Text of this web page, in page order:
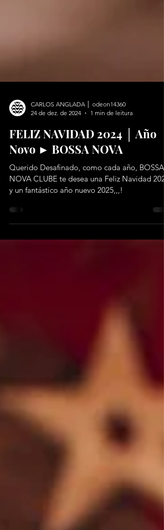
24 de dez. de 2024
1 min de leitura
FELIZ NAVIDAD 2024 │ Año
Novo ► BOSSA NOVA
Querido Desafinado, como cada año, BOSSA
y un fantástico año nuevo 2025,,,!